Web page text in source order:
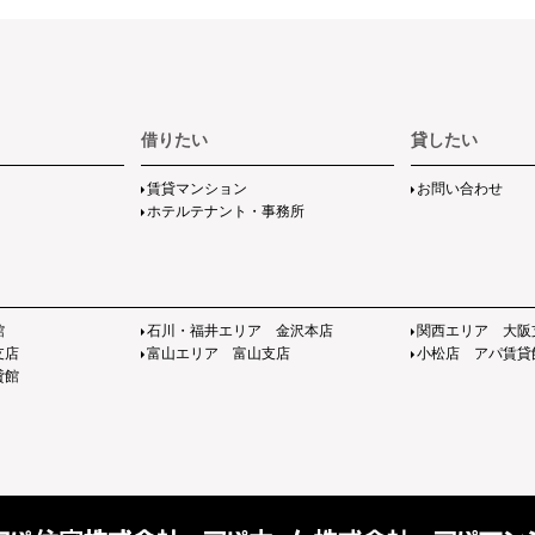
借りたい
賃貸マンション
ホテルテナント・事務所
貸したい
お問い合わせ
石川・福井エリア 金沢本店
関西エリア 大阪
店
富山エリア 富山支店
小松店 アパ賃貸
館